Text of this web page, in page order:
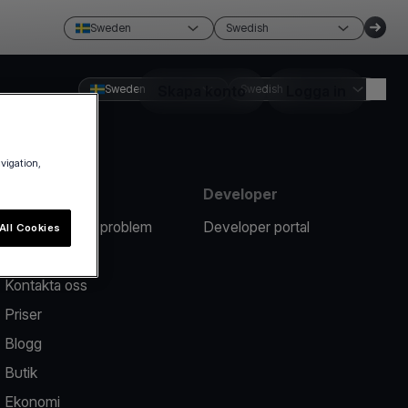
Sweden Swedish
Skapa konto
Sweden Swedish
Rapportera ett problem
Kontakta oss
Priser
Blogg
Butik
Ekonomi
Developer
Developer portal
Cookies